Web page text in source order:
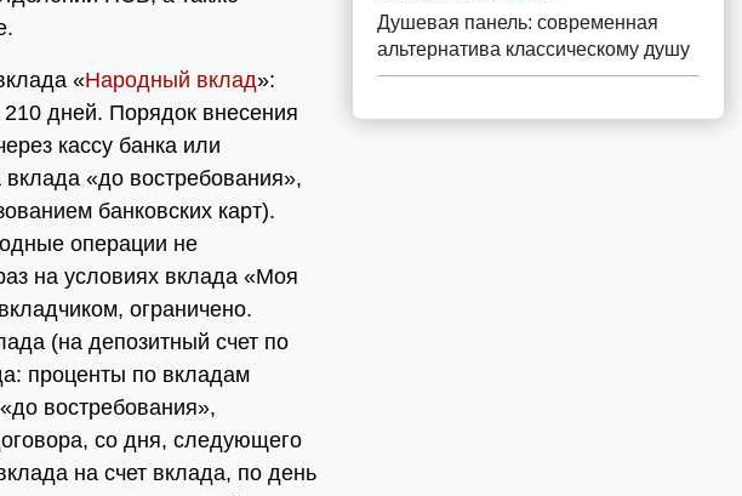
«Народный вклад»:
дней. Порядок внесения
кассу банка или
«до востребования»,
банковских карт).
операции не
на условиях вклада «Моя
ограничено.
(на депозитный счет по
проценты по вкладам
востребования»,
со дня, следующего
на счет вклада, по день
Душевая панель: современная
альтернатива классическому душу